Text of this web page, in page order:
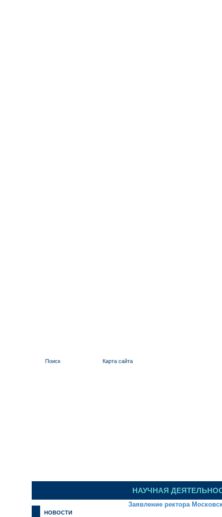
Поиск Карта сайта
НАУЧНАЯ
НОВОСТИ
Заявление ректора